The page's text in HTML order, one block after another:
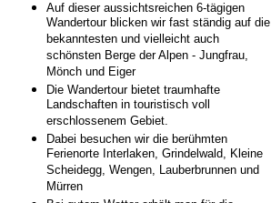
Auf dieser aussichtsreichen 6-tägigen
Wandertour blicken wir fast ständig auf die
bekanntesten und vielleicht auch
schönsten Berge der Alpen - Jungfrau,
Mönch und Eiger
Die Wandertour bietet traumhafte
Landschaften in touristisch voll
erschlossenem Gebiet.
Dabei besuchen wir die berühmten
Ferienorte Interlaken, Grindelwald, Kleine
Scheidegg, Wengen, Lauberbrunnen und
Mürren